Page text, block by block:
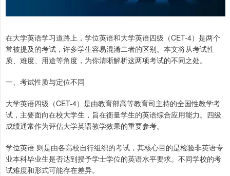
在大学英语学习道路上，学位英语和大学英语四级（CET-4）是两个
常被提及的考试，许多学生容易混淆二者的区别。本文将从考试性
质、难度、用途等角度，为你清晰解析这两项考试的不同之处。
一、考试性质与定位不同
大学英语四级（CET-4）是由教育部高等教育司主持的全国性教学考
试，主要面向在校大学生，旨在衡量学生的英语综合应用能力。四级
成绩通常作为评估大学英语教学效果的重要参考。
学位英语 则是由各高校自行组织的考试，其核心目的是检验非英语专
业本科毕业生是否达到授予学士学位的英语水平要求。不同学校的考
试难度和形式可能存在差异。